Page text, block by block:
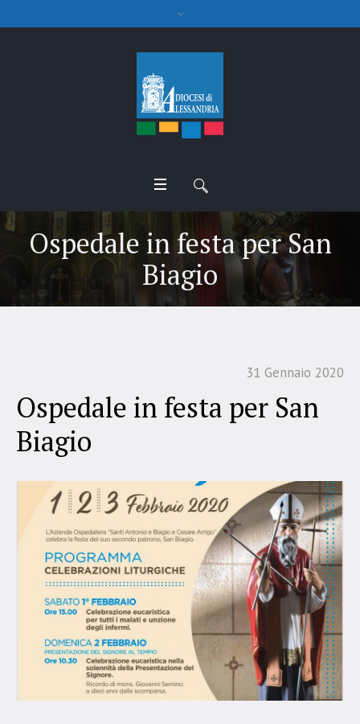
Ospedale in festa per San
Biagio
31 Gennaio 2020
Ospedale in festa per San
Biagio